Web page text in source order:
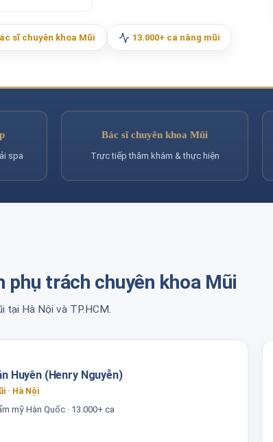
sĩ chuyên khoa Mũi 13.000+ ca nâng mũi
spa
Bác sĩ chuyên khoa Mũi
Trực tiếp thăm khám & thực hiện
phụ trách chuyên khoa Mũi
tại Hà Nội và TP.HCM.
Huyên (Henry Nguyễn)
· Hà Nội
mỹ Hàn Quốc · 13.000+ ca